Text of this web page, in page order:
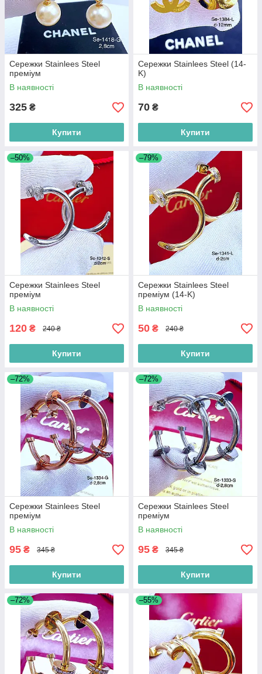
Сережки Stainlees Steel
преміум
В наявності
325 ₴
Купити
Сережки Stainlees Steel (14-
K)
В наявності
70 ₴
Купити
–50%
Сережки Stainlees Steel
преміум
В наявності
120 ₴ 240 ₴
Купити
–79%
Сережки Stainlees Steel
преміум (14-K)
В наявності
50 ₴ 240 ₴
Купити
–72%
Сережки Stainlees Steel
преміум
В наявності
95 ₴ 345 ₴
Купити
–72%
Сережки Stainlees Steel
преміум
В наявності
95 ₴ 345 ₴
Купити
–72% –55%